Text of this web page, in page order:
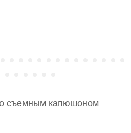
съемным капюшоном